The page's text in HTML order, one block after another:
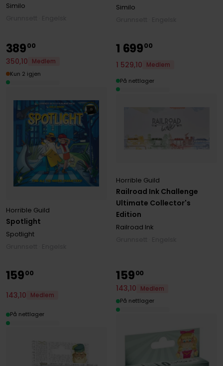
Similo
Similo
Spotlight
Horrible Guild
Spotlight
38900
350,10
Medlem
Kun 2 igjen
Railroad Ink Challenge
Ultimate Collector's
Edition
Horrible Guild
Railroad Ink
1 69900
1 529,10
Medlem
På nettlager
15900
143,10 Medlem
På nettlager
15900
143,10
Medlem
På nettlager